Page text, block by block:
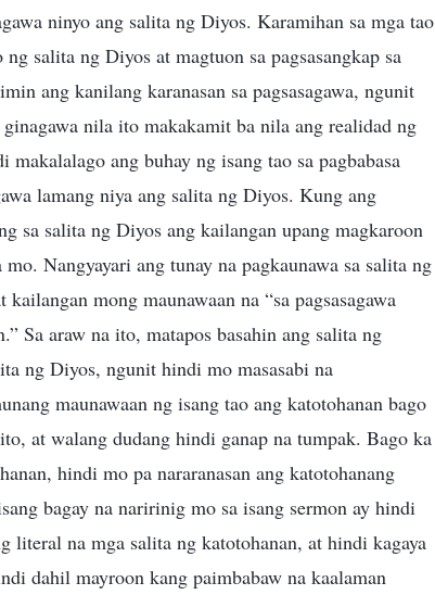
ninyo ang salita ng Diyos. Karamihan sa mga tao
salita ng Diyos at magtuon sa pagsasangkap sa
ang kanilang karanasan sa pagsasagawa, ngunit
nila ito makakamit ba nila ang realidad ng
ang buhay ng isang tao sa pagbabasa
lamang niya ang salita ng Diyos. Kung ang
sa salita ng Diyos ang kailangan upang magkaroon
Nangyayari ang tunay na pagkaunawa sa salita ng
mong maunawaan na “sa pagsasagawa
Sa araw na ito, matapos basahin ang salita ng
ng Diyos, ngunit hindi mo masasabi na
maunawaan ng isang tao ang katotohanan bago
at walang dudang hindi ganap na tumpak. Bago ka
hindi mo pa nararanasan ang katotohanang
bagay na naririnig mo sa isang sermon ay hindi
literal na mga salita ng katotohanan, at hindi kagaya
dahil mayroon kang paimbabaw na kaalaman